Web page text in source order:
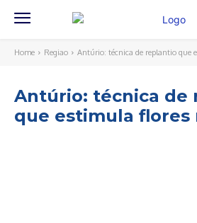
Home Regiao Antúrio: técnica de replantio que
Antúrio: técnica de
que estimula flores